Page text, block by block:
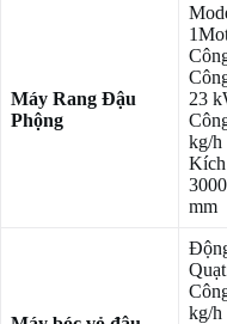
Máy Rang Đậu
Phộng
23
kg/h
mm
kg/h